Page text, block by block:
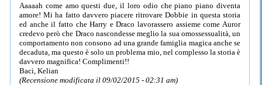
Aaaaah come amo questi due, il loro odio che piano piano diventa
amore! Mi ha fatto davvero piacere ritrovare Dobbie in questa storia
ed anche il fatto che Harry e Draco lavorassero assieme come Auror
credevo però che Draco nascondesse meglio la sua omossessualità, un
comportamento non consono ad una grande famiglia magica anche se
decaduta, ma questo è solo un problema mio, nel complesso la storia è
davvero magnifica! Complimenti!!
Baci, Kelian
(Recensione modificata il 09/02/2015 - 02:31 am)